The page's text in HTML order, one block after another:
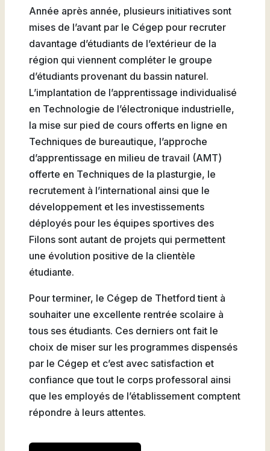
Année après année, plusieurs initiatives sont
mises de l’avant par le Cégep pour recruter
davantage d’étudiants de l’extérieur de la
région qui viennent compléter le groupe
d’étudiants provenant du bassin naturel.
L’implantation de l’apprentissage individualisé
en Technologie de l’électronique industrielle,
la mise sur pied de cours offerts en ligne en
Techniques de bureautique, l’approche
d’apprentissage en milieu de travail (AMT)
offerte en Techniques de la plasturgie, le
recrutement à l’international ainsi que le
développement et les investissements
déployés pour les équipes sportives des
Filons sont autant de projets qui permettent
une évolution positive de la clientèle
étudiante.
Pour terminer, le Cégep de Thetford tient à
souhaiter une excellente rentrée scolaire à
tous ses étudiants. Ces derniers ont fait le
choix de miser sur les programmes dispensés
par le Cégep et c’est avec satisfaction et
confiance que tout le corps professoral ainsi
que les employés de l’établissement comptent
répondre à leurs attentes.